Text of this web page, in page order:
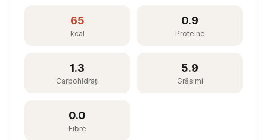
65
kcal
0.9
Proteine
1.3
Carbohidrați
5.9
Grăsimi
0.0
Fibre